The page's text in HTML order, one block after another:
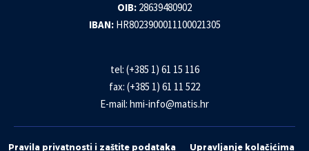
OIB: 28639480902
IBAN: HR8023900011100021305
tel: (+385 1) 61 15 116
fax: (+385 1) 61 11 522
E-mail: hmi-info@matis.hr
Pravila privatnosti i zaštite podataka Upravljanje kolačićima